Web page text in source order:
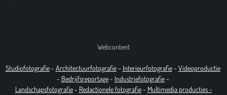
Webcontent
Studiofotografie- Architectuurfotografie- Interieurfotografie- Videoproductie
- Bedrijfsreportage- Industriefotografie-
Landschapsfotografie- Redactionele fotografie- Multimedia producties -